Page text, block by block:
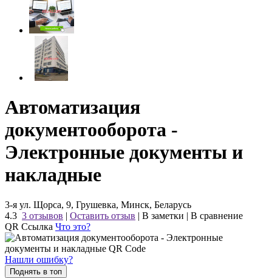
Автоматизация
документооборота -
Электронные документы и
накладные
3-я ул. Щорса, 9, Грушевка, Минск, Беларусь
4.3 3 отзывов | Оставить отзыв | В заметки | В сравнение
QR Ссылка Что это?
Нашли ошибку?
Поднять в топ